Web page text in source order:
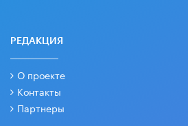
РЕДАКЦИЯ
О проекте
Контакты
Партнеры